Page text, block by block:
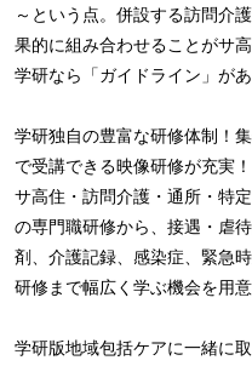
～という点。併設する訪問介
果的に組み合わせることがサ
学研なら「ガイドライン」が
学研独自の豊富な研修体制！
で受講できる映像研修が充実！
サ高住・訪問介護・通所・特
の専門職研修から、接遇・虐
剤、介護記録、感染症、緊急
研修まで幅広く学ぶ機会を用意
学研版地域包括ケアに一緒に